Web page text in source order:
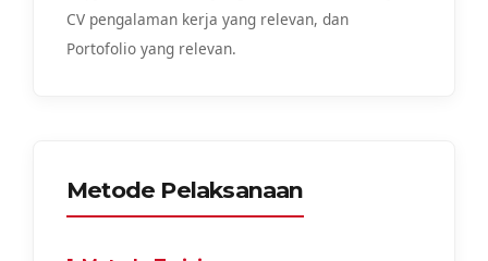
CV pengalaman kerja yang relevan, dan
Portofolio yang relevan.
Metode Pelaksanaan